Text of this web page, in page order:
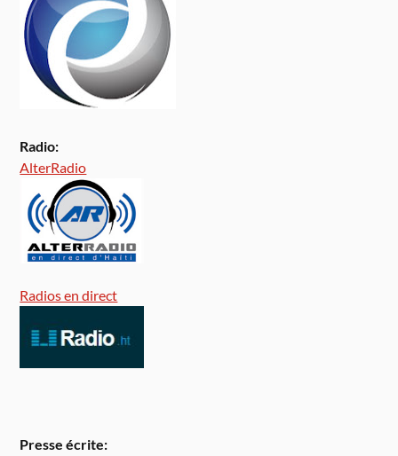
Radio:
AlterRadio
Radios en direct
Presse écrite: